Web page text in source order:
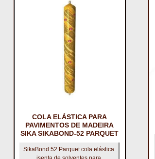
COLA ELÁSTICA PARA
PAVIMENTOS DE MADEIRA
SIKA SIKABOND-52 PARQUET
SikaBond 52 Parquet cola elástica